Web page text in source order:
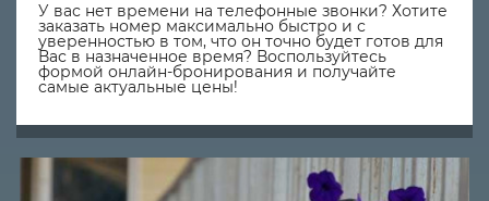
У вас нет времени на телефонные звонки? Хотите
заказать номер максимально быстро и с
уверенностью в том, что он точно будет готов для
Вас в назначенное время? Воспользуйтесь
формой онлайн-бронирования и получайте
самые актуальные цены!